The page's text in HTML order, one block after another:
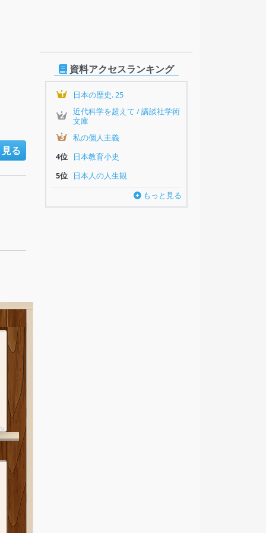
る
資料アクセスランキング
1
日本の歴史. 25
2
近代科学を超えて / 講談社学術
文庫
3
私の個人主義
4位
日本教育小史
5位
日本人の人生観
もっと見る